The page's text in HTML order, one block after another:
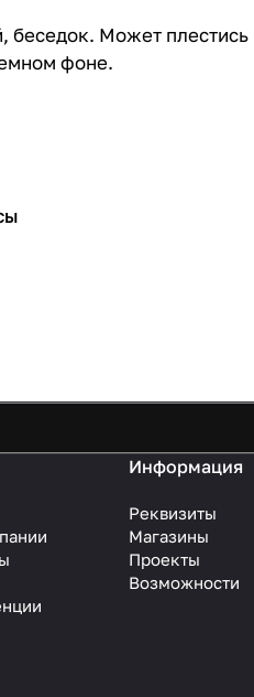
беседок. Может
фоне.
Информация
Реквизиты
Магазины
Проекты
Возможности